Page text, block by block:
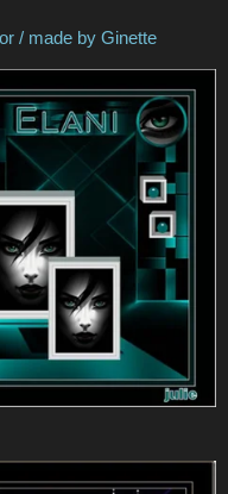
Nonno Pino
by Ginette